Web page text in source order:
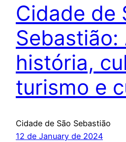
Cidade de
Sebastião:
história,
turismo e
Cidade de São Sebastião
12 de January de 2024